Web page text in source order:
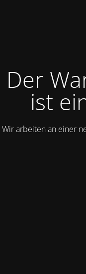
Der
ist
Wir arbeiten an einer